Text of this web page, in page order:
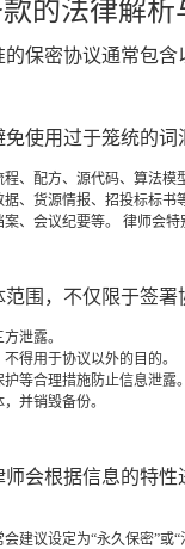
的法律解析
保密协议通常包
使用过于笼统的词
、配方、源代码、算法模
、货源情报、招投标标书
、会议纪要等。 律师会
围，不仅限于签
泄露。
得用于协议以外的目的。
等合理措施防止信息泄露。
并销毁备份。
会根据信息的特性
建议设定为“永久保密”或